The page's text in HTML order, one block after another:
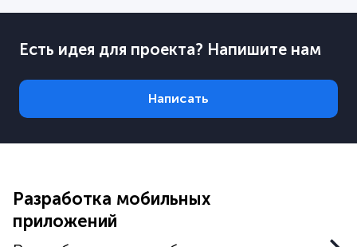
Есть идея для проекта? Напишите нам
Написать
Разработка мобильных
приложений